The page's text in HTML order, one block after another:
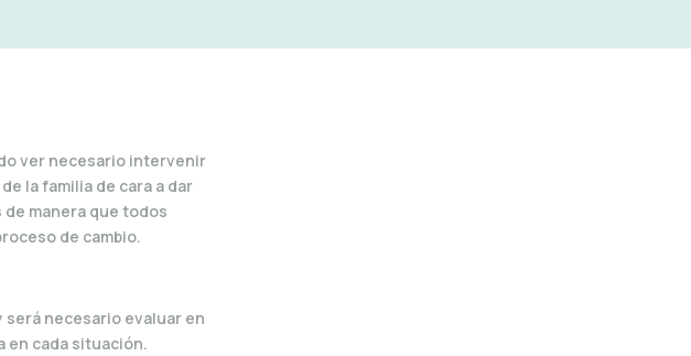
ver necesario intervenir
la familia de cara a dar
manera que todos
de cambio.
necesario evaluar en
en cada situación.